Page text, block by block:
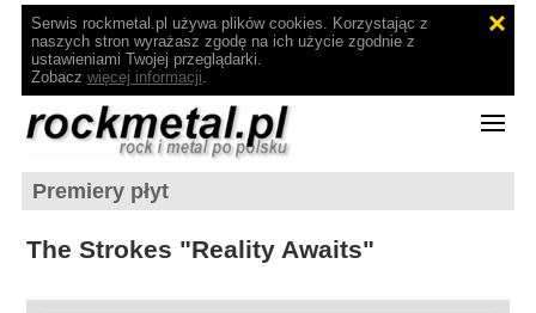
Serwis rockmetal.pl używa plików cookies. Korzystając z
naszych stron wyrażasz zgodę na ich użycie zgodnie z
ustawieniami Twojej przeglądarki.
Zobacz więcej informacji.
Premiery płyt
The Strokes "Reality Awaits"